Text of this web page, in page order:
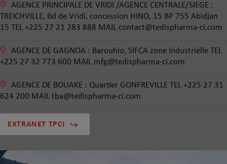
AGENCE PRINCIPALE DE VRIDI /AGENCE CENTRALE/SIEGE :
TREICHVILLE, Bd de Vridi, concession HINO, 15 BP 755 Abidjan
15 TEL +225 27 21 283 888 MAIL contact@tedispharma-ci.com
AGENCE DE GAGNOA : Barouhio, SIFCA zone industrielle TEL
+225 27 32 773 600 MAIL mfg@tedispharma-ci.com
AGENCE DE BOUAKE : Quartier GONFREVILLE TEL +225 27 31
624 200 MAIL tba@tedispharma-ci.com
EXTRANET TPCI